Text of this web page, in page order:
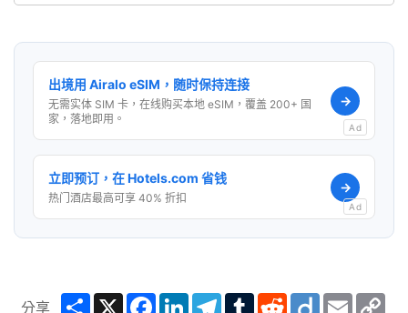
出境用 Airalo eSIM，随时保持连接
无需实体 SIM 卡，在线购买本地 eSIM，覆盖 200+ 国
家，落地即用。
→
Ad
立即预订，在 Hotels.com 省钱
热门酒店最高可享 40% 折扣
→
Ad
分享 ShareX Facebook
LinkedInTelegram
TumblrRedditDiigo Email